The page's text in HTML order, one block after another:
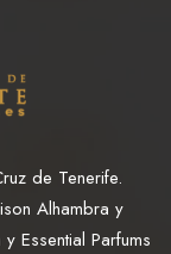
de Tenerife.
Alhambra y
Essential Parfums